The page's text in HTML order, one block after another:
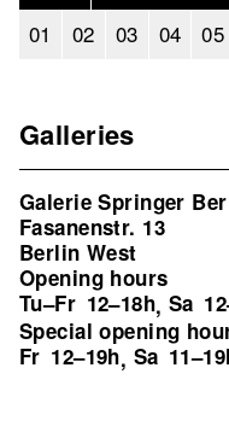
01
02 03 04 05
Galleries
Galerie Springer
Fasanenstr. 13
Berlin West
Opening hours
Tu–Fr 12–18h, Sa
Special opening
Fr 12–19h, Sa